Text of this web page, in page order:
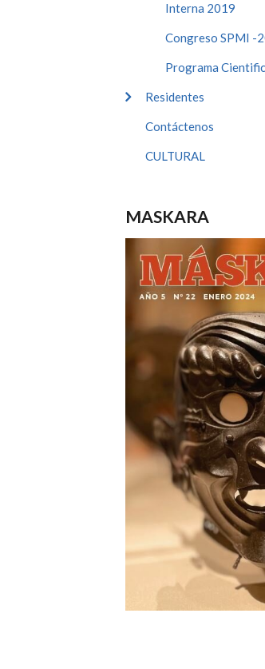
Interna 2019
Congreso SPMI -
Programa
Residentes
Contáctenos
CULTURAL
MASKARA